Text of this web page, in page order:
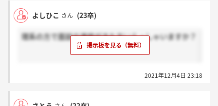
よしひこ さん (23卒)
理系の方で面談の連絡がきた方いらっしゃいますか？
2021年12月4日 23:18